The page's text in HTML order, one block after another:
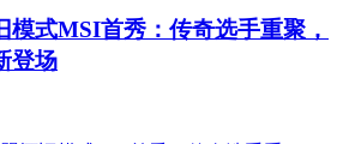
模式MSI首秀：传奇选手重聚，
登场